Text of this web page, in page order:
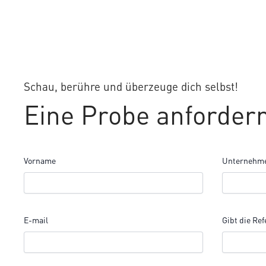
Schau, berühre und überzeuge dich selbst!
Eine Probe
Vorname
E-mail Gibt die